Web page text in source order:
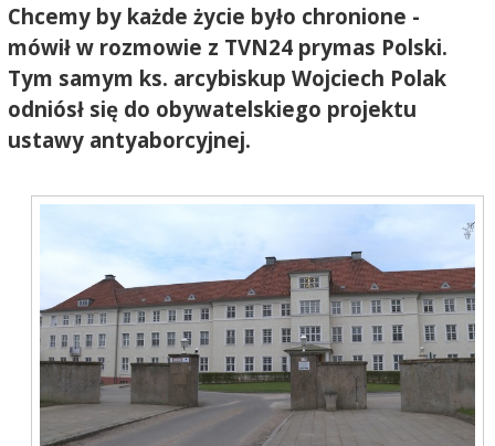
Chcemy by każde życie było chronione -
mówił w rozmowie z TVN24 prymas Polski.
Tym samym ks. arcybiskup Wojciech Polak
odniósł się do obywatelskiego projektu
ustawy antyaborcyjnej.